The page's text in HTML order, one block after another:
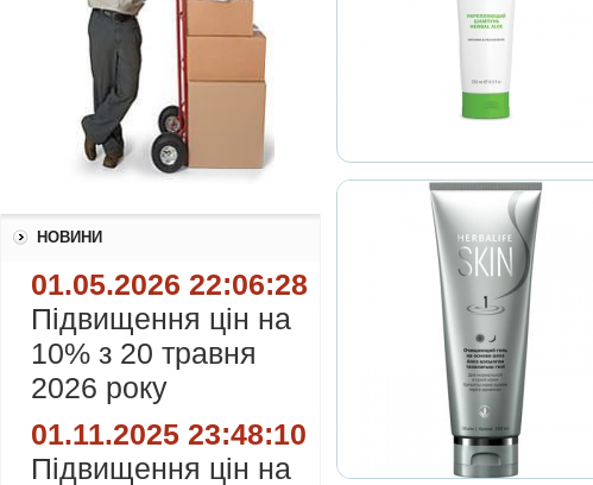
НОВИНИ
01.05.2026 22:06:28
Підвищення цін на
10% з 20 травня
2026 року
01.11.2025 23:48:10
Підвищення цін на